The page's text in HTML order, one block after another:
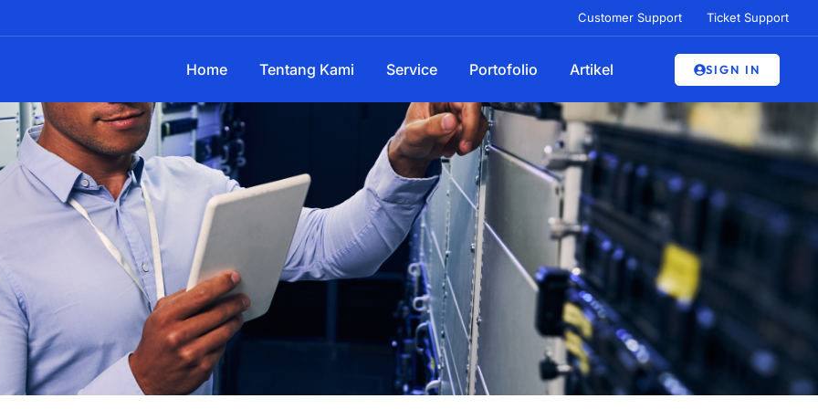
Customer Support Ticket Support
Home Tentang Kami Service Portofolio Artikel SIGN IN